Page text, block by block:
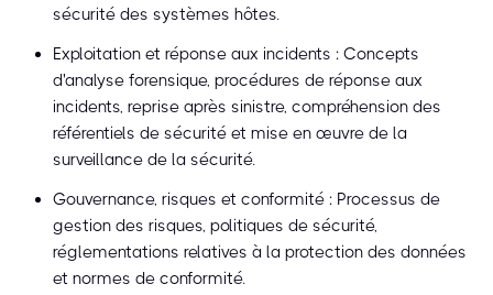
sécurité des systèmes hôtes.
Exploitation et réponse aux incidents : Concepts
d'analyse forensique, procédures de réponse aux
incidents, reprise après sinistre, compréhension des
référentiels de sécurité et mise en œuvre de la
surveillance de la sécurité.
Gouvernance, risques et conformité : Processus de
gestion des risques, politiques de sécurité,
réglementations relatives à la protection des données
et normes de conformité.